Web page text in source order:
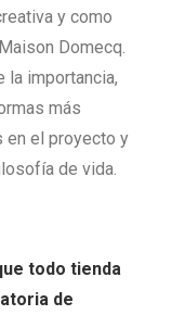
y como
Domecq.
la importancia,
más
en el proyecto y
de vida.
todo tienda
de